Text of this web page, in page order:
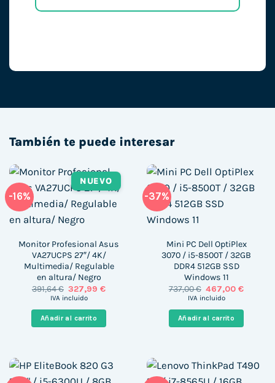
También te puede interesar
-16%
NUEVO
Monitor Profesional Asus
VA27UCPS 27″/ 4K/
Multimedia/ Regulable
en altura/ Negro
391,64€ El
precio
era:
391,64 €.
327,99€El
es:
IVA incluido
Añadir al carrito
-37%
Mini PC Dell OptiPlex
3070 / i5-8500T / 32GB
DDR4 512GB SSD
Windows 11
737,00€ El
precio
era:
737,00 €.
467,00€El
es:
IVA incluido
Añadir al carrito